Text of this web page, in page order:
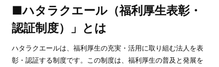
■ハタラクエール（福利厚生表彰・
認証制度）」とは
ハタラクエールは、福利厚生の充実・活用に取り組む法人を表
彰・認証する制度です。この制度は、福利厚生の普及と発展を